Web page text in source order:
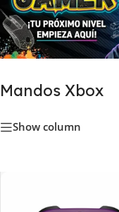
Mandos Xbox
Show column